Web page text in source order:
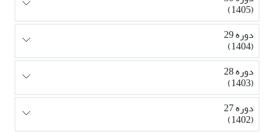
(1405)
دوره 29
(1404)
دوره 28
(1403)
دوره 27
(1402)